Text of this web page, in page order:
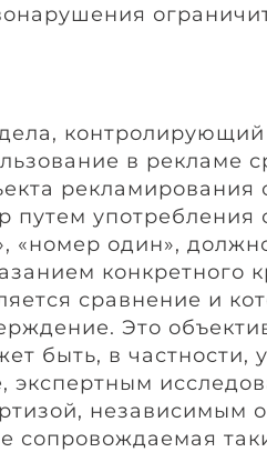
контролирующий
в рекламе
рекламирования
путем употребления
«номер один»,
конкретного
сравнение и
Это
быть, в частности,
экспертным
независимым
сопровождаемая